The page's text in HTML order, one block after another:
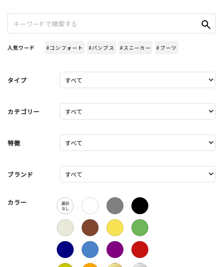
人気ワード #コンフォート #パンプス #スニーカー #ブーツ
タイプ
カテゴリー
特徴
ブランド
カラー